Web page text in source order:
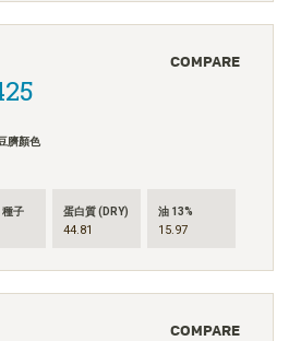
臍顏色
子 蛋白質 (DRY)
44.81
油 13%
15.97
COMPARE
COMPARE